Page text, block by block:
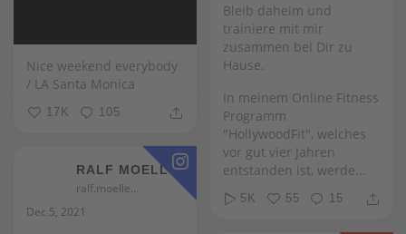
Nice weekend everybody
/ LA Santa Monica
17K 105
Bleib daheim und
trainiere mit mir
zusammen bei Dir zu
Hause.
In meinem Online Fitness
Programm
"HollywoodFit", welches
vor gut vier Jahren
entstanden ist, werde...
5K 55 15
RALF MOELLER
ralf.moeller
Dec 5, 2021